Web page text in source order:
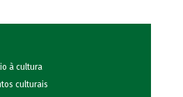
à cultura
culturais